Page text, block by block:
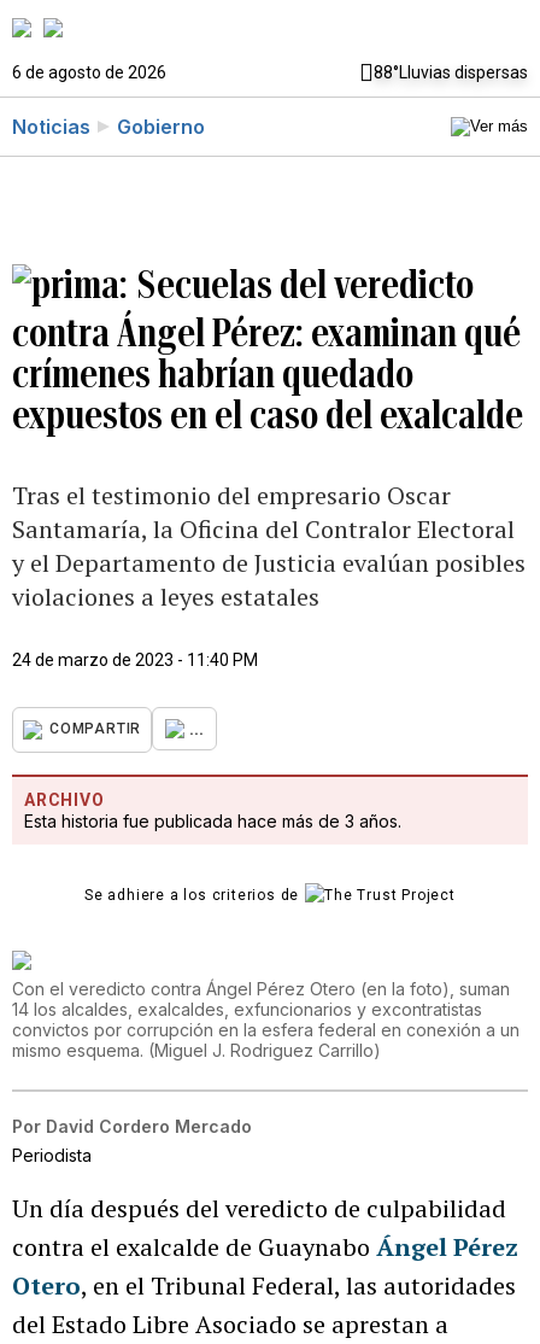
6 de agosto de 2026 88°Lluvias dispersas
Noticias Gobierno
Secuelas del veredicto
contra Ángel Pérez: examinan qué
crímenes habrían quedado
expuestos en el caso del exalcalde
Tras el testimonio del empresario Oscar
Santamaría, la Oficina del Contralor Electoral
y el Departamento de Justicia evalúan posibles
violaciones a leyes estatales
24 de marzo de 2023 - 11:40 PM
COMPARTIR ...
ARCHIVO
Esta historia fue publicada hace más de 3 años.
Se adhiere a los criterios de
Con el veredicto contra Ángel Pérez Otero (en la foto), suman
14 los alcaldes, exalcaldes, exfuncionarios y excontratistas
convictos por corrupción en la esfera federal en conexión a un
mismo esquema. (Miguel J. Rodriguez Carrillo)
Por David Cordero Mercado
Periodista
Un día después del veredicto de culpabilidad
contra el exalcalde de Guaynabo Ángel Pérez
Otero, en el Tribunal Federal, las autoridades
del Estado Libre Asociado se aprestan a